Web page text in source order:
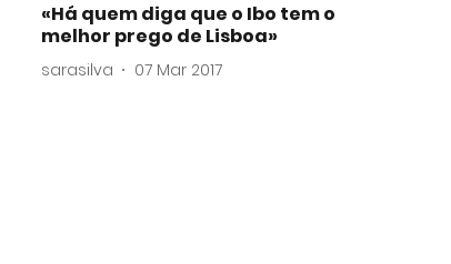
«Há quem diga que o Ibo tem o
melhor prego de Lisboa»
sarasilva 07 Mar 2017